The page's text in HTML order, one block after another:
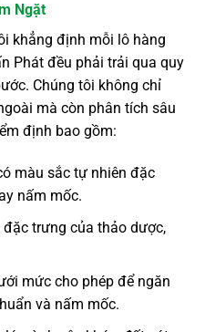
Ngặt
khẳng định mỗi lô hàng
Phát đều phải trải qua quy
Chúng tôi không chỉ
mà còn phân tích sâu
định bao gồm:
màu sắc tự nhiên đặc
nấm mốc.
đặc trưng của thảo dược,
mức cho phép để ngăn
và nấm mốc.